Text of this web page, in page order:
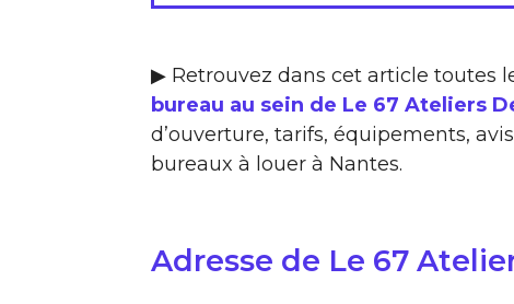
▶ Retrouvez dans cet article toutes
bureau au sein de Le 67 Ateliers
d’ouverture, tarifs, équipements,
bureaux à louer à Nantes.
Adresse de Le 67